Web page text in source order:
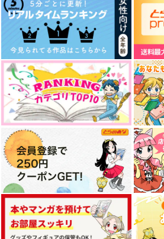
ADDICTED TO YOU
しろくま
2,044円（税込）
五条悟×庵歌姫
サンプル
作品詳細
All My Love to You
中途半端
759円 （税込）
竈門炭治郎×我妻善逸
サンプル
作品詳細
護衛対象はトップアイ
ドルでした まとめ本
じゃがいも畑
専売 1,572 円（税込）
呪術廻戦
五条悟×虎杖悠仁
サンプル
作品詳細